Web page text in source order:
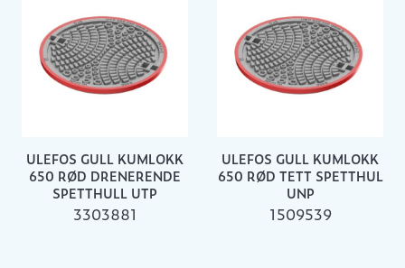
ULEFOS GULL KUMLOKK
650 RØD DRENERENDE
SPETTHULL UTP
3303881
ULEFOS GULL KUMLOKK
650 RØD TETT SPETTHUL
UNP
1509539